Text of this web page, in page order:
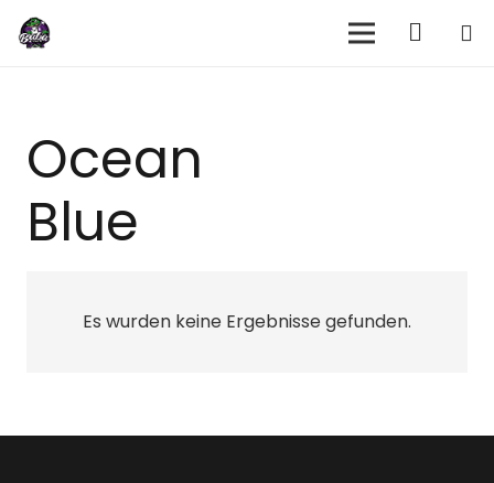
Ocean
Blue
Es wurden keine Ergebnisse gefunden.